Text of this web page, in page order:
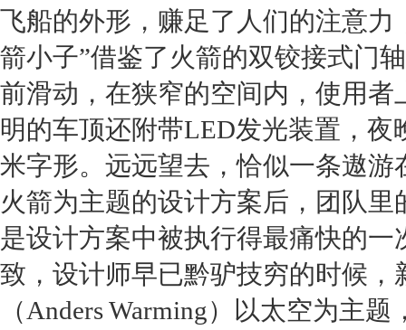
飞船的外形，赚足了人们的注意力
箭小子”借鉴了火箭的双铰接式门
前滑动，在狭窄的空间内，使用
明的车顶还附带LED发光装置，
米字形。远远望去，恰似一条遨
火箭为主题的设计方案后，团队
是设计方案中被执行得最痛快的
致，设计师早已黔驴技穷的时候，
（Anders Warming）以太空为主